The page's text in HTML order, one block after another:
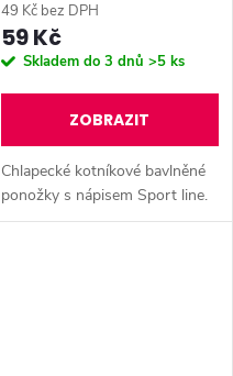
49 Kč bez DPH
59 Kč
Skladem do 3 dnů >5 ks
ZOBRAZIT
Chlapecké kotníkové bavlněné
ponožky s nápisem Sport line.